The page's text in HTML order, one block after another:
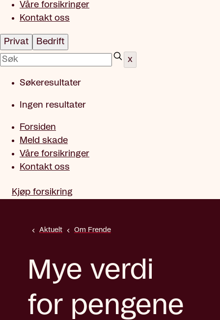
Våre forsikringer
Kontakt oss
Privat
Bedrift
x
Søkeresultater
Ingen resultater
Forsiden
Meld skade
Våre forsikringer
Kontakt oss
Kjøp forsikring
Aktuelt Om Frende
Mye verdi
for pengene